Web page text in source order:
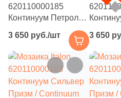
Бирюзовый (54
Бордовый ( )
Горчичный ( 54 )
Графит (54)
620110000185
Континуум Петрол
Призм / Continuum
Petrol Mosaico Prism
41.3x20.5 темно-
серая натуральная
под бетон
3 650 руб./шт
Призм
Iron
бетон
3 650